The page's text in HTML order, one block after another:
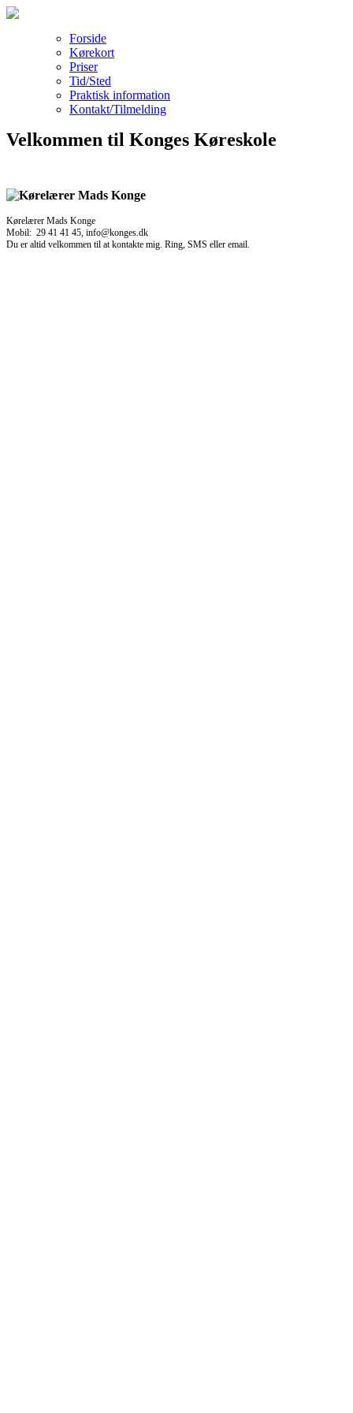
Forside
Kørekort
Priser
Tid/Sted
Praktisk information
Kontakt/Tilmelding
Velkommen til Konges Køreskole
Kørelærer Mads Konge
Mobil: 29 41 41 45, info@konges.dk
Du er altid velkommen til at kontakte mig. Ring, SMS eller email.